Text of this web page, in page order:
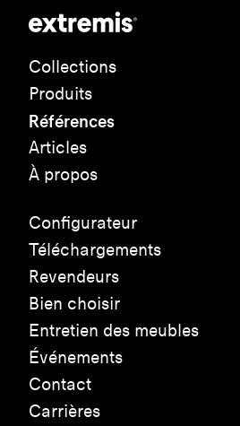
Collections
Produits
Références
Articles
À propos
Configurateur
Téléchargements
Revendeurs
Bien choisir
Entretien des meubles
Événements
Contact
Carrières